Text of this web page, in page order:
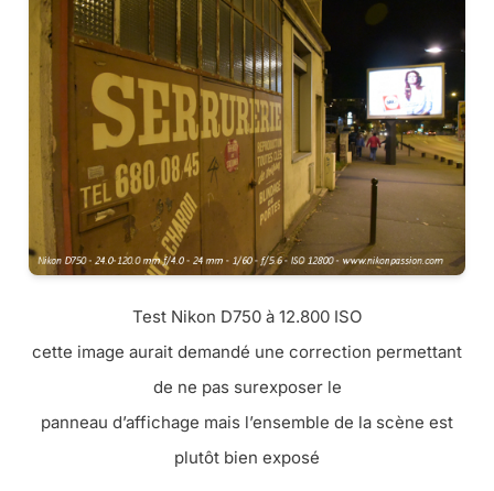
Test Nikon D750 à 12.800 ISO
cette image aurait demandé une correction permettant
de ne pas surexposer le
panneau d’affichage mais l’ensemble de la scène est
plutôt bien exposé